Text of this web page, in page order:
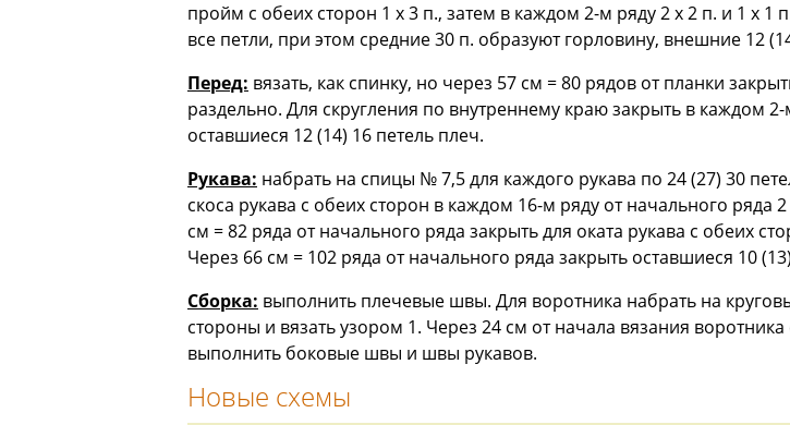
пройм с обеих сторон 1 х 3 п., затем в каждом 2-м ряду 2 х 2 п. и 1 х 1
все петли, при этом средние 30 п. образуют горловину, внешние 12
Перед: вязать, как спинку, но через 57 см = 80 рядов от планки
раздельно. Для скругления по внутреннему краю закрыть в каждом
оставшиеся 12 (14) 16 петель плеч.
Рукава: набрать на спицы № 7,5 для каждого рукава по 24 (27) 30
скоса рукава с обеих сторон в каждом 16-м ряду от начального ряда
см = 82 ряда от начального ряда закрыть для оката рукава с обеих
Через 66 см = 102 ряда от начального ряда закрыть оставшиеся 10
Сборка: выполнить плечевые швы. Для воротника набрать на
стороны и вязать узором 1. Через 24 см от начала вязания
выполнить боковые швы и швы рукавов.
Новые схемы